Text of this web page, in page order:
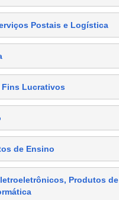
Postais e Logística
Fins Lucrativos
de Ensino
Produtos de